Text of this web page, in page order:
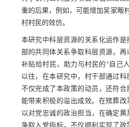
重的后果，例如，可能增加吴家畈
村村民的效仿。
本研究中科层资源的关系化运作
部的共同体关系争取科层资源，
补贴给村民，助力与村民的“自己
以往，在本研究中，村干部通过科
不仅完成了本政策的动员，还符合
能带来积极的溢出成效。在殡葬
以对党忠诚的政治担当，在确定